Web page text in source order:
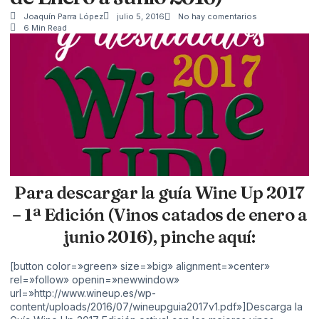
Joaquín Parra López julio 5, 2016
No hay comentarios
6 Min Read
Para descargar la guía Wine Up 2017
– 1ª Edición (Vinos catados de enero a
junio 2016), pinche aquí:
[button color=»green» size=»big» alignment=»center»
rel=»follow» openin=»newwindow»
url=»http://www.wineup.es/wp-
content/uploads/2016/07/wineupguia2017v1.pdf»]Descarga la